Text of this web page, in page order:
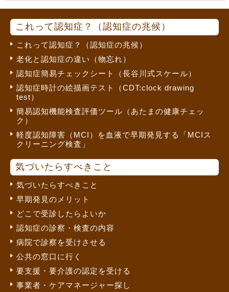
これって認知症？（認知症の兆候）
これって認知症？（認知症の兆候）
老化と認知症の違い（物忘れ）
認知症簡易チェックシート（長谷川式スケール）
認知症時計の絵描画テスト（CDT:clock drawing
test）
簡易認知機能検査評価ツール（あたまの健康チェッ
ク）
軽度認知障害（MCI）を血液で早期発見する「MCIス
クリーニング検査」
気づいたらすべきこと
気づいたらすべきこと
早期発見のメリット
どこで受診したらよいか
認知症の診察・検査の内容
病院で診察を受けさせる
公共の窓口に行く
要支援・要介護の認定を受ける
事業者・ケアマネージャー探し